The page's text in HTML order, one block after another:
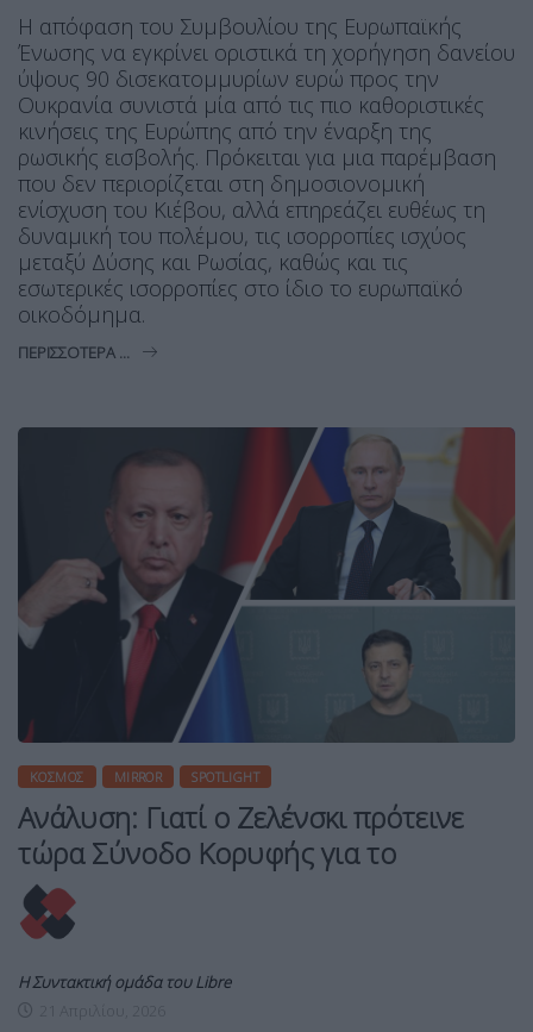
Η απόφαση του Συμβουλίου της Ευρωπαϊκής
Ένωσης να εγκρίνει οριστικά τη χορήγηση δανείου
ύψους 90 δισεκατομμυρίων ευρώ προς την
Ουκρανία συνιστά μία από τις πιο καθοριστικές
κινήσεις της Ευρώπης από την έναρξη της
ρωσικής εισβολής. Πρόκειται για μια παρέμβαση
που δεν περιορίζεται στη δημοσιονομική
ενίσχυση του Κιέβου, αλλά επηρεάζει ευθέως τη
δυναμική του πολέμου, τις ισορροπίες ισχύος
μεταξύ Δύσης και Ρωσίας, καθώς και τις
εσωτερικές ισορροπίες στο ίδιο το ευρωπαϊκό
οικοδόμημα.
ΠΕΡΙΣΣΌΤΕΡΑ ...
ΚΌΣΜΟΣ MIRROR SPOTLIGHT
Ανάλυση: Γιατί ο Ζελένσκι πρότεινε
τώρα Σύνοδο Κορυφής για το
Η Συντακτική ομάδα του Libre